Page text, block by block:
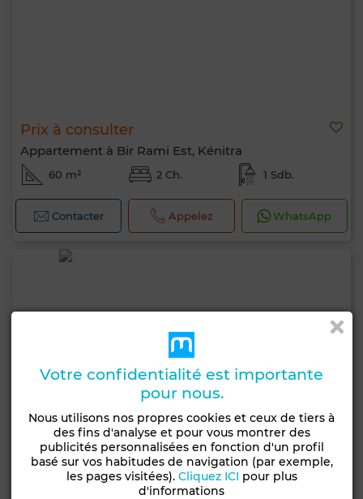
Prix à consulter
Appartement à Bir Rami Est, Kénitra
60 m² 2 Ch. 1 Sdb.
Contacter Appelez WhatsApp
Votre confidentialité est importante
pour nous.
Nous utilisons nos propres cookies et ceux de tiers à
des fins d'analyse et pour vous montrer des
publicités personnalisées en fonction d'un profil
basé sur vos habitudes de navigation (par exemple,
les pages visitées). Cliquez ICI pour plus
d'informations